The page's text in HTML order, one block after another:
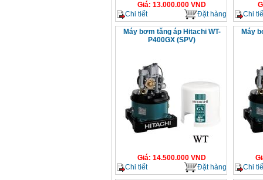
Giá: 13.000.000 VND
Chi tiết
Đặt hàng
Chi
Máy bơm tăng áp Hitachi WT-
P400GX (SPV)
Giá: 14.500.000 VND
Chi tiết
Đặt hàng
Máy
Chi